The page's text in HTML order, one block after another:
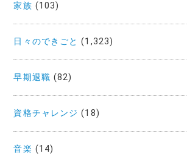
家族 (103)
日々のできごと (1,323)
早期退職 (82)
資格チャレンジ (18)
音楽 (14)